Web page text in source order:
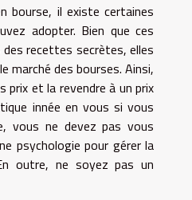
bourse, il existe certaines
adopter. Bien que ces
recettes secrètes, elles
marché des bourses. Ainsi,
prix et la revendre à un prix
innée en vous si vous
vous ne devez pas vous
psychologie pour gérer la
outre, ne soyez pas un